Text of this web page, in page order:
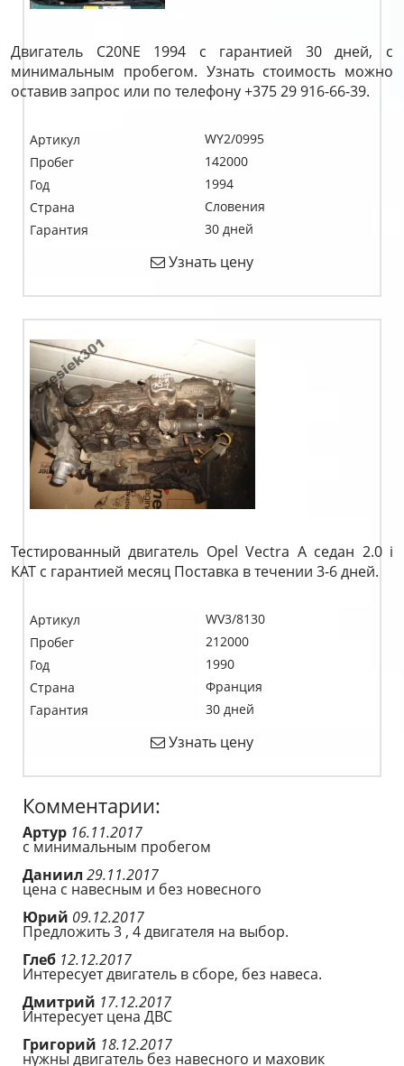
Двигатель C20NE 1994 с гарантией 30 дней, с
минимальным пробегом. Узнать стоимость можно
оставив запрос или по телефону +375 29 916-66-39.
Артикул
WY2/0995
Пробег
142000
Год
1994
Страна
Словения
Гарантия
30 дней
Узнать цену
Тестированный двигатель Opel Vectra A седан 2.0 i
KAT c гарантией месяц Поставка в течении 3-6 дней.
Артикул
WV3/8130
Пробег
212000
Год
1990
Страна
Франция
Гарантия
30 дней
Узнать цену
Комментарии:
Артур 16.11.2017
с минимальным пробегом
Даниил 29.11.2017
цена с навесным и без новесного
Юрий 09.12.2017
Предложить 3 , 4 двигателя на выбор.
Глеб 12.12.2017
Интересует двигатель в сборе, без навеса.
Дмитрий 17.12.2017
Интересует цена ДВС
Григорий 18.12.2017
нужны двигатель без навесного и маховик